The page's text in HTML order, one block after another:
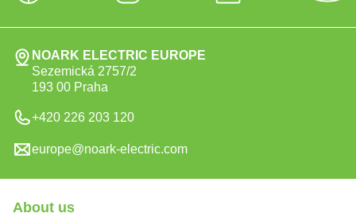
About us
NOARK ELECTRIC EUROPE
Sezemická 2757/2
193 00 Praha
+420 226 203 120
europe@noark-electric.com